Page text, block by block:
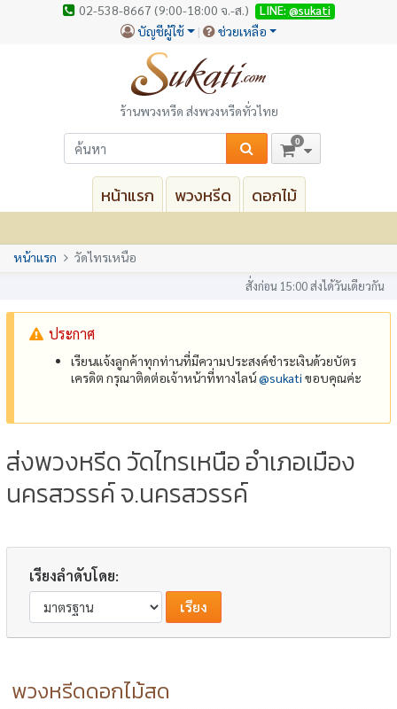
02-538-8667 (9:00-18:00 จ.-ส.) LINE: @sukati
บัญชีผู้ใช้ ช่วยเหลือ
ร้านพวงหรีด ส่งพวงหรีดทั่วไทย
0
หน้าแรก พวงหรีด ดอกไม้
หน้าแรก วัดไทรเหนือ
สั่งก่อน 15:00 ส่งได้วันเดียวกัน
ประกาศ
เรียนแจ้งลูกค้าทุกท่านที่มีความประสงค์ชำระเงินด้วยบัตร
เครดิต กรุณาติดต่อเจ้าหน้าที่ทางไลน์@‌sukati ขอบคุณค่ะ
ส่งพวงหรีด วัดไทรเหนือ อำเภอเมือง
นครสวรรค์ จ.นครสวรรค์
เรียงลำดับโดย:
พวงหรีดดอกไม้สด